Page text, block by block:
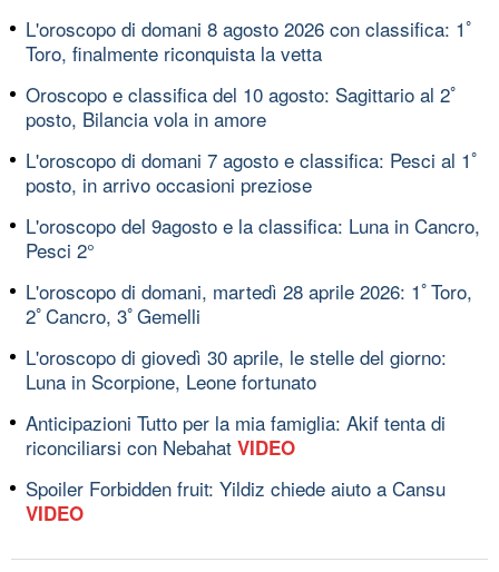
L'oroscopo di domani 8 agosto 2026 con classifica: 1ﾟ
Toro, finalmente riconquista la vetta
Oroscopo e classifica del 10 agosto: Sagittario al 2ﾟ
posto, Bilancia vola in amore
L'oroscopo di domani 7 agosto e classifica: Pesci al 1ﾟ
posto, in arrivo occasioni preziose
L'oroscopo del 9agosto e la classifica: Luna in Cancro,
Pesci 2°
L'oroscopo di domani, martedì 28 aprile 2026: 1ﾟToro,
2ﾟCancro, 3ﾟGemelli
L'oroscopo di giovedì 30 aprile, le stelle del giorno:
Luna in Scorpione, Leone fortunato
Anticipazioni Tutto per la mia famiglia: Akif tenta di
riconciliarsi con Nebahat VIDEO
Spoiler Forbidden fruit: Yildiz chiede aiuto a Cansu
VIDEO